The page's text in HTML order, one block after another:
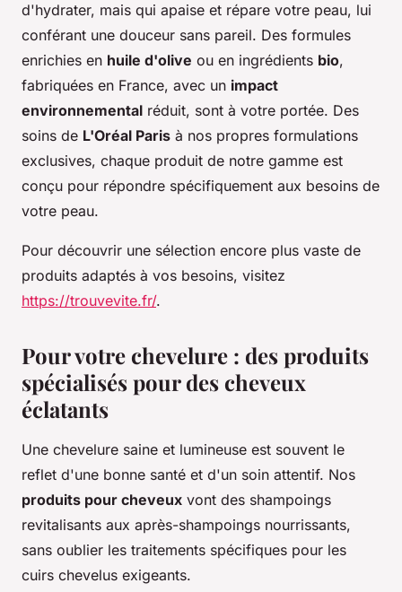
d'hydrater, mais qui apaise et répare votre peau, lui
conférant une douceur sans pareil. Des formules
enrichies en huile d'olive ou en ingrédients bio,
fabriquées en France, avec un impact
environnemental réduit, sont à votre portée. Des
soins de L'Oréal Paris à nos propres formulations
exclusives, chaque produit de notre gamme est
conçu pour répondre spécifiquement aux besoins de
votre peau.
Pour découvrir une sélection encore plus vaste de
produits adaptés à vos besoins, visitez
https://trouvevite.fr/.
Pour votre chevelure : des produits
spécialisés pour des cheveux
éclatants
Une chevelure saine et lumineuse est souvent le
reflet d'une bonne santé et d'un soin attentif. Nos
produits pour cheveux vont des shampoings
revitalisants aux après-shampoings nourrissants,
sans oublier les traitements spécifiques pour les
cuirs chevelus exigeants.